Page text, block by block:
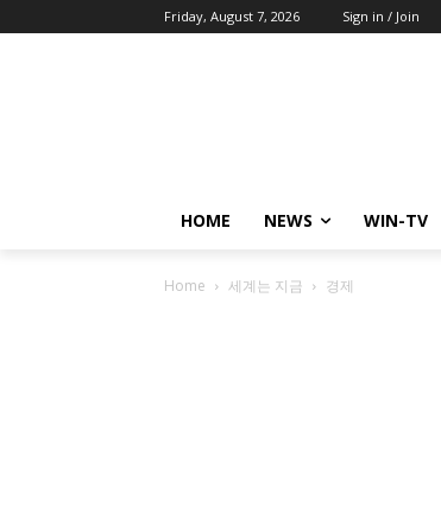
Friday, August 7, 2026 Sign in / Join
HOME NEWS WIN-TV
Home 세계는 지금 경제